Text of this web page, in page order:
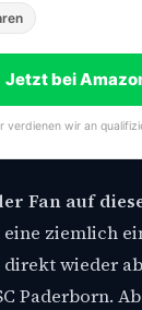
Jetzt bei
wir an
Fan auf
ziemlich
wieder
Paderborn.